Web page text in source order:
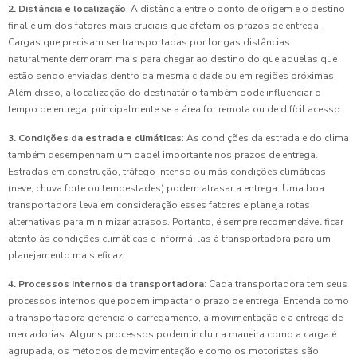
2. Distância e localização: A distância entre o ponto de origem e o destino
final é um dos fatores mais cruciais que afetam os prazos de entrega.
Cargas que precisam ser transportadas por longas distâncias
naturalmente demoram mais para chegar ao destino do que aquelas que
estão sendo enviadas dentro da mesma cidade ou em regiões próximas.
Além disso, a localização do destinatário também pode influenciar o
tempo de entrega, principalmente se a área for remota ou de difícil acesso.
3. Condições da estrada e climáticas: As condições da estrada e do clima
também desempenham um papel importante nos prazos de entrega.
Estradas em construção, tráfego intenso ou más condições climáticas
(neve, chuva forte ou tempestades) podem atrasar a entrega. Uma boa
transportadora leva em consideração esses fatores e planeja rotas
alternativas para minimizar atrasos. Portanto, é sempre recomendável ficar
atento às condições climáticas e informá-las à transportadora para um
planejamento mais eficaz.
4. Processos internos da transportadora: Cada transportadora tem seus
processos internos que podem impactar o prazo de entrega. Entenda como
a transportadora gerencia o carregamento, a movimentação e a entrega de
mercadorias. Alguns processos podem incluir a maneira como a carga é
agrupada, os métodos de movimentação e como os motoristas são